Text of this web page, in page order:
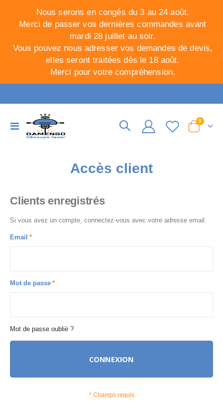
Nous serons en congés du 3 au 24 août.
Merci de passer vos dernières commandes avant
mardi 28 juillet au soir.
Vous pouvez nous adresser vos demandes de devis,
elles seront traitées dès le 18 août.
Merci pour votre compréhension.
Basculer
Cart
0articles
Accès client
Clients enregistrés
Si vous avez un compte, connectez-vous avec votre adresse email.
Email
Mot de passe
Mot de passe oublié ?
CONNEXION